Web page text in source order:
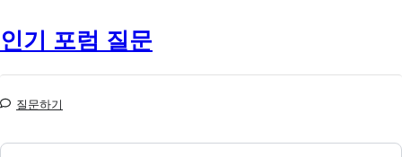
인기 포럼 질문
질문하기